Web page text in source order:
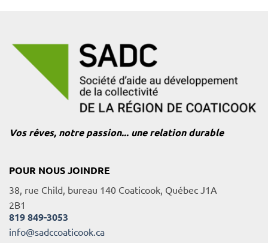
Vos rêves, notre passion... une relation durable
POUR NOUS JOINDRE
38, rue Child, bureau 140 Coaticook, Québec J1A
2B1
819 849-3053
info@sadccoaticook.ca